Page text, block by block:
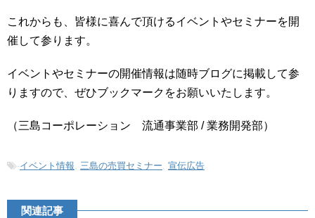
これからも、皆様に喜んで頂けるイベントやセミナーを開
催して参ります。
イベントやセミナーの開催情報は随時ブログに掲載して参
りますので、ぜひブックマークをお願いいたします。
（三島コーポレーション 流通事業部 / 業務開発部）
-イベント情報, 三島の売買セミナー, 宣伝広告
関連記事